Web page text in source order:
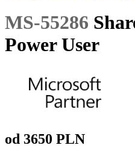
MS-55286
Power User
od 3650 PLN